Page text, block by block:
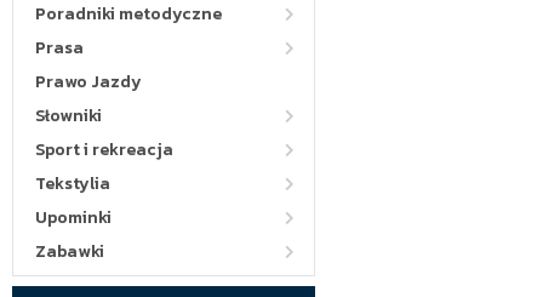
Poradniki metodyczne
Prasa
Prawo Jazdy
Słowniki
Sport i rekreacja
Tekstylia
Upominki
Zabawki